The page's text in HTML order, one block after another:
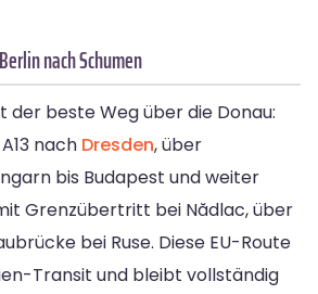
nach Schumen
der beste Weg über die Donau:
nach Dresden, über
bis Budapest und weiter
Grenzübertritt bei Nădlac, über
bei Ruse. Diese EU-Route
Transit und bleibt vollständig